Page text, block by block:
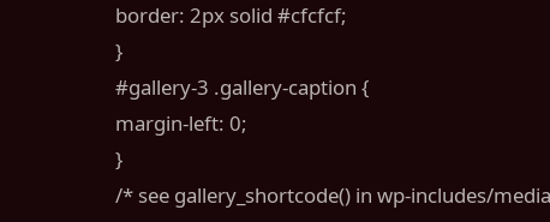
border: 2px solid #cfcfcf;
}
#gallery-3 .gallery-caption {
margin-left: 0;
}
/* see gallery_shortcode() in wp-includes/